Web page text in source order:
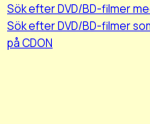
Sök efter DVD/BD-filmer
Sök efter DVD/BD-filmer
på CDON